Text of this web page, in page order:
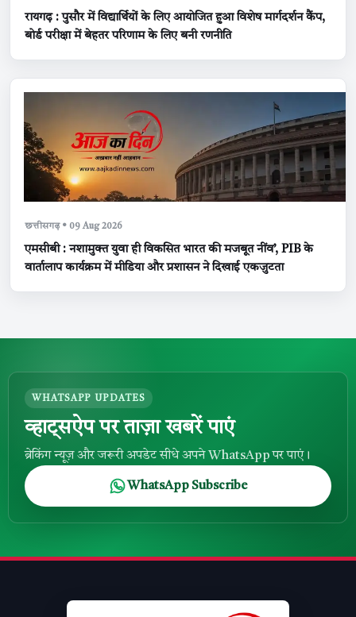
रायगढ़ : पुसौर में विद्यार्थियों के लिए आयोजित हुआ विशेष मार्गदर्शन कैंप,
बोर्ड परीक्षा में बेहतर परिणाम के लिए बनी रणनीति
छत्तीसगढ़ • 09 Aug 2026
एमसीबी : नशामुक्त युवा ही विकसित भारत की मजबूत नींव’, PIB के
वार्तालाप कार्यक्रम में मीडिया और प्रशासन ने दिखाई एकजुटता
WHATSAPP UPDATES
व्हाट्सऐप पर ताज़ा खबरें पाएं
ब्रेकिंग न्यूज़ और जरूरी अपडेट सीधे अपने WhatsApp पर पाएं।
WhatsApp Subscribe